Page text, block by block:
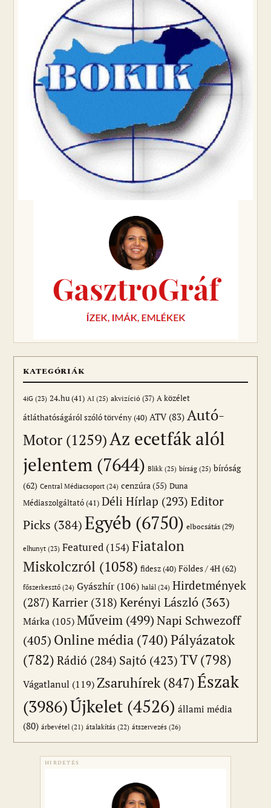
KATEGÓRIÁK
4iG (23) 24.hu(41) AI (25) akvizíció (37) A közélet
átláthatóságáról szóló törvény(40) ATV(83) Autó-
Motor (1259)Az ecetfák alól
jelentem (7644) Blikk (25) bírság (25) bíróság
(62) Central Médiacsoport (24) cenzúra(55) Duna
Médiaszolgáltató(41) Déli Hírlap (293) Editor
Picks (384)Egyéb (6750) elbocsátás (29)
elhunyt (23) Featured (154) Fiatalon
Miskolczról (1058) fidesz(40) Földes / 4H(62)
főszerkesztő (24) Gyászhír (106) halál (24) Hirdetmények
(287) Karrier(318) Kerényi László (363)
Márka (105) Műveim (499)Napi Schwezoff
(405) Online média (740)Pályázatok
(782) Rádió (284) Sajtó (423)TV(798)
Vágatlanul (119)Zsaruhírek(847)Észak
(3986)Újkelet (4526) állami média
(80) árbevétel (21) átalakítás (22) átszervezés (26)
HIRDETÉS